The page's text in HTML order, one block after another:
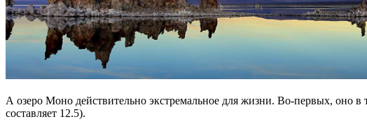
А озеро Моно действительно экстремальное для жизни. Во-первых, оно
составляет 12.5).